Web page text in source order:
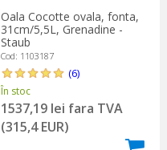
Oala Cocotte ovala, fonta,
31cm/5,5L, Grenadine -
Staub
Cod: 1103187
(6)
În stoc
1537,19 lei fara TVA
(315,4 EUR)